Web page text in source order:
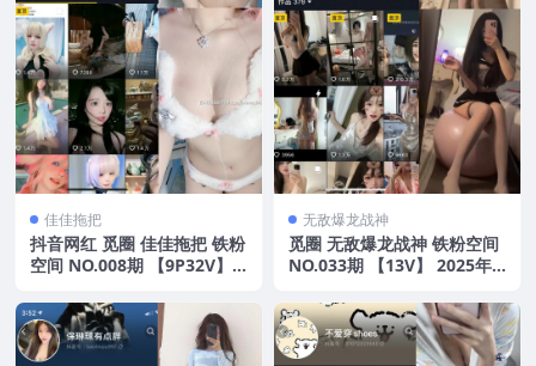
佳佳拖把
抖音网红 觅圈 佳佳拖把 铁粉
空间 NO.008期 【9P32V】2
无敌爆龙战神
觅圈 无敌爆龙战神 铁粉空间
NO.033期 【13V】 2025年